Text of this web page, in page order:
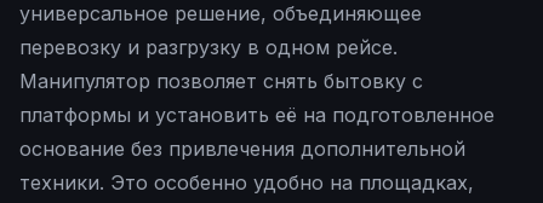
универсальное решение, объединяющее
перевозку и разгрузку в одном рейсе.
Манипулятор позволяет снять бытовку с
платформы и установить её на подготовленное
основание без привлечения дополнительной
техники. Это особенно удобно на площадках,